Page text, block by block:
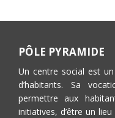
PÔLE PYRAMIDE
Un centre social est
d’habitants. Sa
permettre aux
initiatives, d’être un